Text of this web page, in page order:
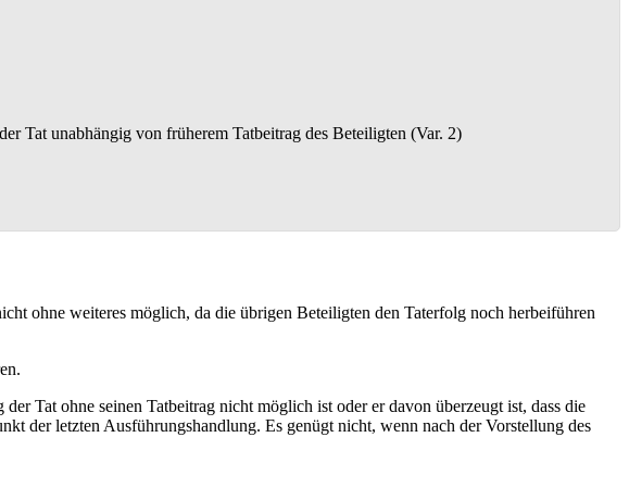
Tat unabhängig von früherem Tatbeitrag des Beteiligten (Var. 2)
ohne weiteres möglich, da die übrigen Beteiligten den Taterfolg noch herbeiführen
Tat ohne seinen Tatbeitrag nicht möglich ist oder er davon überzeugt ist, dass die
der letzten Ausführungshandlung. Es genügt nicht, wenn nach der Vorstellung des